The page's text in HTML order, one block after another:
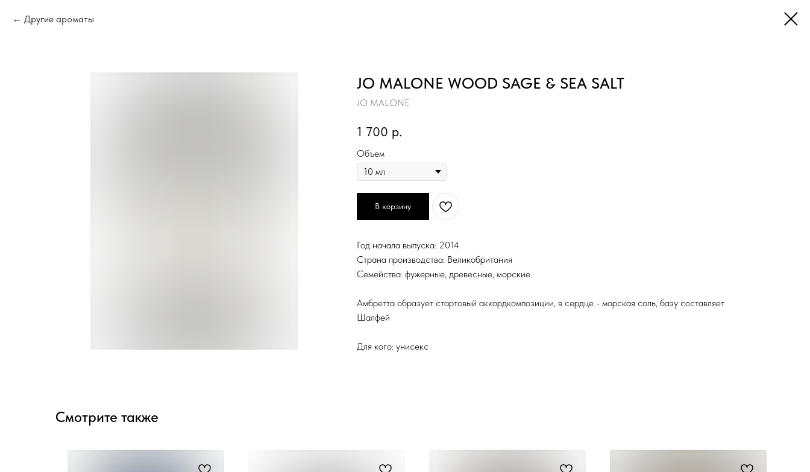
Другие ароматы
JO MALONE WOOD SAGE & SEA SALT
JO MALONE
1 700 р.
Объем
В корзину
Год начала выпуска: 2014
Страна производства: Великобритания
Семейства: фужерные, древесные, морские
Амбретта образует стартовый аккордкомпозиции, в сердце - морская соль, базу составляет
Шалфей
Для кого: унисекс
Смотрите также